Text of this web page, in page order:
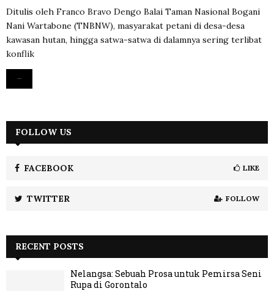
Ditulis oleh Franco Bravo Dengo Balai Taman Nasional Bogani
Nani Wartabone (TNBNW), masyarakat petani di desa-desa
kawasan hutan, hingga satwa-satwa di dalamnya sering terlibat
konflik
FOLLOW US
FACEBOOK LIKE
TWITTER FOLLOW
RECENT POSTS
Nelangsa: Sebuah Prosa untuk Pemirsa Seni
Rupa di Gorontalo